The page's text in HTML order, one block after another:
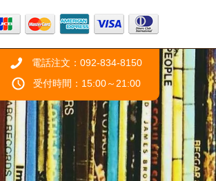
電話注文：092-834-8150
受付時間：15:00～21:00